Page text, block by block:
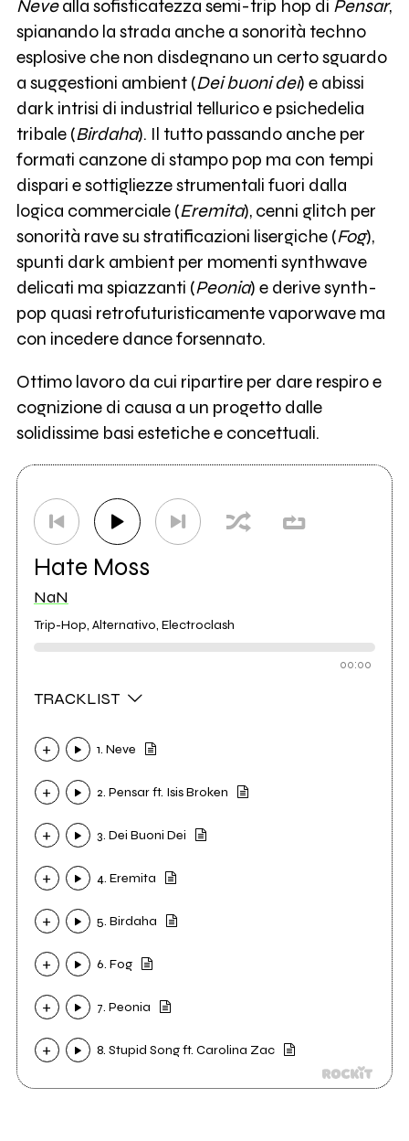
Nevealla sofisticatezza semi-trip hop di Pensar,
spianando la strada anche a sonorità techno
esplosive che non disdegnano un certo sguardo
a suggestioni ambient (Dei buoni dei) e abissi
dark intrisi di industrial tellurico e psichedelia
tribale (Birdaha). Il tutto passando anche per
formati canzone di stampo pop ma con tempi
dispari e sottigliezze strumentali fuori dalla
logica commerciale (Eremita), cenni glitch per
sonorità rave su stratificazioni lisergiche (Fog),
spunti dark ambient per momenti synthwave
delicati ma spiazzanti (Peonia) e derive synth-
pop quasi retrofuturisticamente vaporwave ma
con incedere dance forsennato.
Ottimo lavoro da cui ripartire per dare respiro e
cognizione di causa a un progetto dalle
solidissime basi estetiche e concettuali.
Hate Moss
NaN
Trip-Hop, Alternativo, Electroclash
00:00
TRACKLIST
1. Neve
2. Pensar ft. Isis Broken
3. Dei Buoni Dei
4. Eremita
5. Birdaha
6. Fog
7. Peonia
8. Stupid Song ft. Carolina Zac